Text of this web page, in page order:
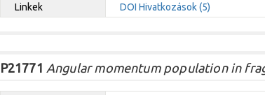
Linkek
DOI Hivatkozások (5)
P21771 Angular momentum population in